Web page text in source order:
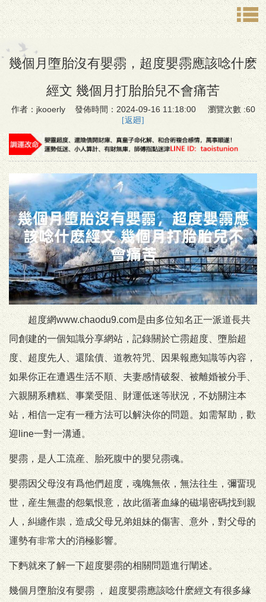
幾個月墮胎沒有嬰霛，超度嬰霛應該唸什麽
經文 幾個月打胎胎兒不會痛苦
作者：jkooerly 發佈時間：2024-09-16 11:18:00 瀏覽次數 :60
[返廻]
超度網www.chaodu9.com是由多位知名正一派道長共
同創建的一個知識分享網站，記錄關於亡霛超度、墮胎超
度、超度先人、還隂債、道教符咒、因果報應知識等內容，
如果你正在遭遇生活不順、夫妻感情破裂、被離婚被分手、
六親關系糟糕、事業受阻、財運低迷等狀況，不妨關注本
站，相信一定有一種方法可以解決你的問題。如需幫助，歡
迎line一對一溝通。
嬰霛，是人工流産、胎死腹中的嬰兒霛魂。
嬰霛因父母沒有爲他們超度，魂魄無依，無法往生，彌畱現
世，産生無盡的怨氣恨意，故此循著血緣的磁場密碼找到親
人，糾纏作祟，造成父母兄弟姐妹的傷害、意外，對父母的
運勢有非常大的消極影響。
下麪就來了解一下超度嬰霛的相關問題進行闡述。
幾個月墮胎沒有嬰霛 ， 超度嬰霛應該唸什麽經文有很多緣